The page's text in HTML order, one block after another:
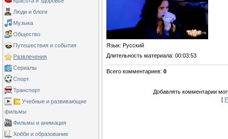
Люди и блоги
Музыка
Общество
Путешествия и события
Развлечения
Сериалы
Спорт
Транспорт
Учебные и развивающие
фильмы
Фильмы и анимация
Хобби и образование
Язык: Русский
Длительность материала: 00:03:53
Всего комментариев: 0
Добавлять комментарии
[